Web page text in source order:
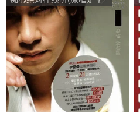
圣杰)，甘心情愿演唱点
播:35次
次